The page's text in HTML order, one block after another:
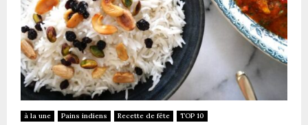
à la une Pains indiens Recette de fête TOP 10